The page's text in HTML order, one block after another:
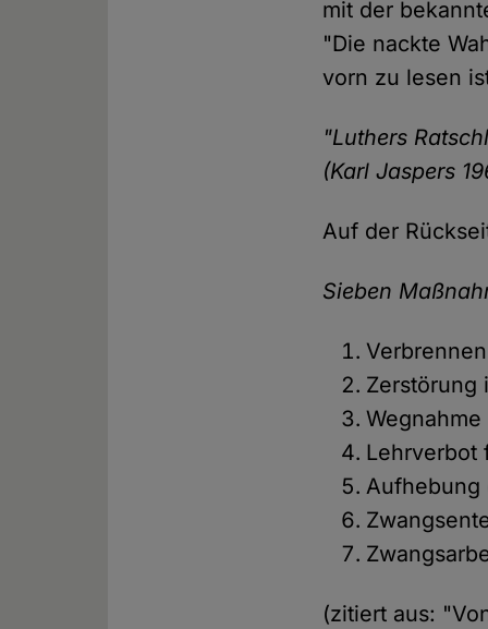
mit der
"Die nackte
vorn zu lesen
"Luthers
(Karl Jaspers
Auf der
Sieben
Zerstörung
Lehrverbot
Aufhebung
(zitiert aus: